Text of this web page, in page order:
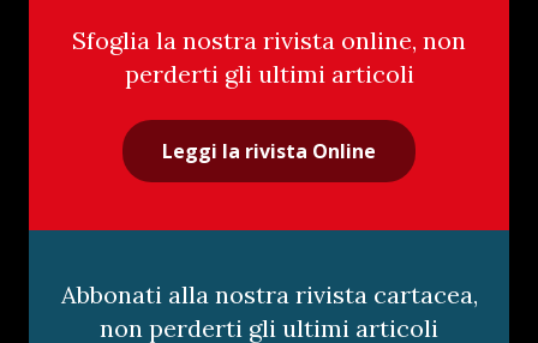
Sfoglia la nostra rivista online, non
perderti gli ultimi articoli
Leggi la rivista Online
Abbonati alla nostra rivista cartacea,
non perderti gli ultimi articoli